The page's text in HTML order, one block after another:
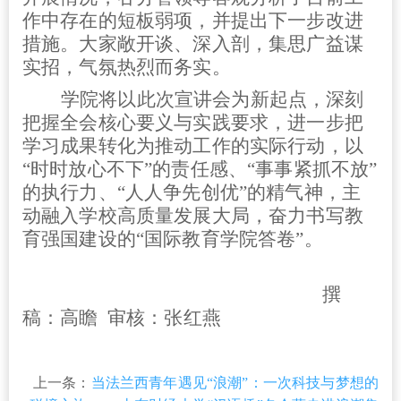
作中存在的短板弱项，并提出下一步改进
措施。大家敞开谈、深入剖，集思广益谋
实招，气氛热烈而务实。
学院将以此次宣讲会为新起点，深刻
把握全会核心要义与实践要求，进一步把
学习成果转化为推动工作的实际行动，以
“时时放心不下”的责任感、“事事紧抓不放”
的执行力、“人人争先创优”的精气神，主
动融入学校高质量发展大局，奋力书写教
育强国建设的“国际教育学院答卷”。
撰
稿：高瞻 审核：张红燕
上一条： 当法兰西青年遇见“浪潮”：一次科技与梦想的